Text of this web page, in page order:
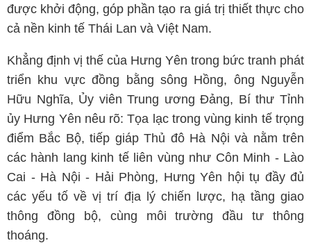
được khởi động, góp phần tạo ra giá trị thiết thực cho
cả nền kinh tế Thái Lan và Việt Nam.
Khẳng định vị thế của Hưng Yên trong bức tranh phát
triển khu vực đồng bằng sông Hồng, ông Nguyễn
Hữu Nghĩa, Ủy viên Trung ương Đảng, Bí thư Tỉnh
ủy Hưng Yên nêu rõ: Tọa lạc trong vùng kinh tế trọng
điểm Bắc Bộ, tiếp giáp Thủ đô Hà Nội và nằm trên
các hành lang kinh tế liên vùng như Côn Minh - Lào
Cai - Hà Nội - Hải Phòng, Hưng Yên hội tụ đầy đủ
các yếu tố về vị trí địa lý chiến lược, hạ tầng giao
thông đồng bộ, cùng môi trường đầu tư thông
thoáng.